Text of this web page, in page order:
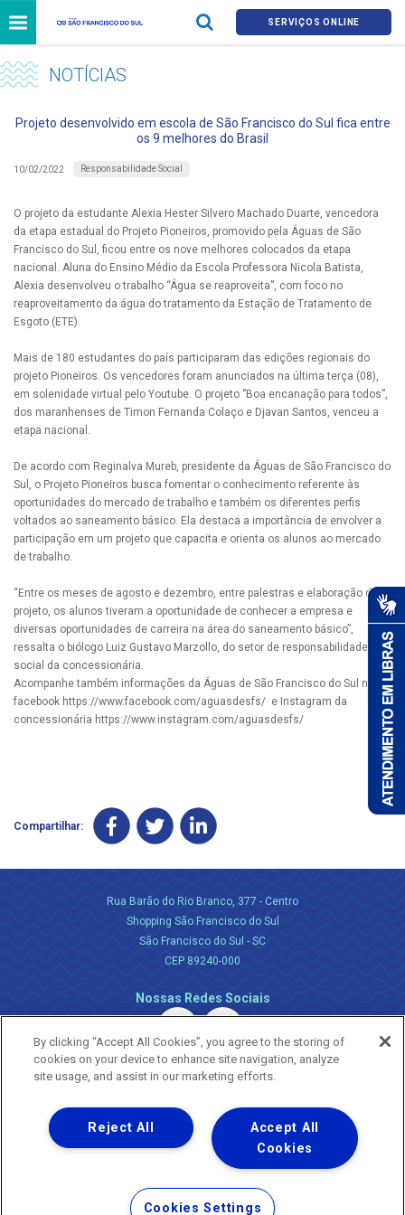
SERVIÇOS ONLINE
NOTÍCIAS
Projeto desenvolvido em escola de São Francisco do Sul fica entre
os 9 melhores do Brasil
10/02/2022 Responsabilidade Social
O projeto da estudante Alexia Hester Silvero Machado Duarte, vencedora
da etapa estadual do Projeto Pioneiros, promovido pela Águas de São
Francisco do Sul, ficou entre os nove melhores colocados da etapa
nacional. Aluna do Ensino Médio da Escola Professora Nicola Batista,
Alexia desenvolveu o trabalho “Água se reaproveita”, com foco no
reaproveitamento da água do tratamento da Estação de Tratamento de
Esgoto (ETE).
Mais de 180 estudantes do país participaram das edições regionais do
projeto Pioneiros. Os vencedores foram anunciados na última terça (08),
em solenidade virtual pelo Youtube. O projeto ‘’Boa encanação para todos”,
dos maranhenses de Timon Fernanda Colaço e Djavan Santos, venceu a
etapa nacional.
De acordo com Reginalva Mureb, presidente da Águas de São Francisco do
Sul, o Projeto Pioneiros busca fomentar o conhecimento referente às
oportunidades do mercado de trabalho e também os diferentes perfis
voltados ao saneamento básico. Ela destaca a importância de envolver a
participação em um projeto que capacita e orienta os alunos ao mercado
de trabalho.
“Entre os meses de agosto e dezembro, entre palestras e elaboração do
projeto, os alunos tiveram a oportunidade de conhecer a empresa e
diversas oportunidades de carreira na área do saneamento básico”,
ressalta o biólogo Luiz Gustavo Marzollo, do setor de responsabilidade
social da concessionária.
Acompanhe também informações da Águas de São Francisco do Sul no
facebook https://www.facebook.com/aguasdesfs/ e Instagram da
concessionária https://www.instagram.com/aguasdesfs/
Compartilhar:
Rua Barão do Rio Branco, 377 - Centro
Shopping São Francisco do Sul
São Francisco do Sul - SC
CEP 89240-000
Nossas Redes Sociais
Uma empresa
Copyright ® 2026 - Todos os Direitos Reservados.
Nossa natureza movimenta a vida
Termos Gerais de Uso de Sites e Aplicativos
By clicking “Accept All Cookies”, you agree to the storing of
cookies on your device to enhance site navigation, analyze
site usage, and assist in our marketing efforts.
Accept All
Cookies
Reject All
Cookies Settings